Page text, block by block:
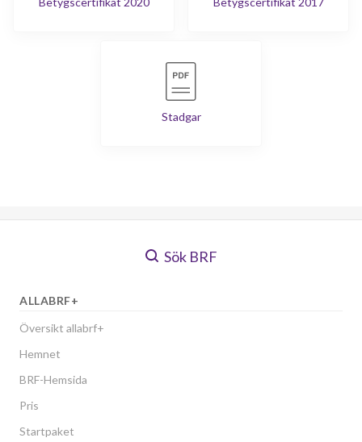
Stadgar
Sök BRF
ALLABRF+
Översikt allabrf+
Hemnet
BRF-Hemsida
Pris
Startpaket